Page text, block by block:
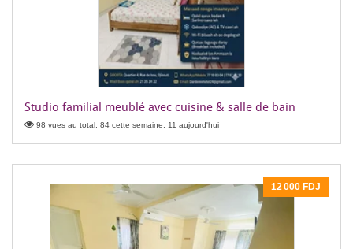
Studio familial meublé avec cuisine & salle de bain
98 vues au total, 84 cette semaine, 11 aujourd'hui
12 000 FDJ